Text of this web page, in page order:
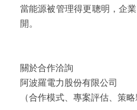
當能源被管理得更聰明，企
開。
關於合作洽詢
阿波羅電力股份有限公司
（合作模式、專案評估、策略